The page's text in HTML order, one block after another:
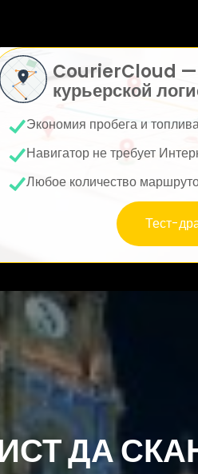
CourierCloud —
курьерской
Экономия пробега и
Навигатор не требует
Любое количество
Тест-
ДА